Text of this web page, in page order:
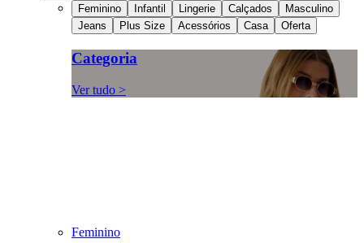
Feminino Infantil Lingerie Calçados
Masculino
Jeans
Plus Size Acessórios Casa Oferta
Categoria
Ver tudo >
Feminino